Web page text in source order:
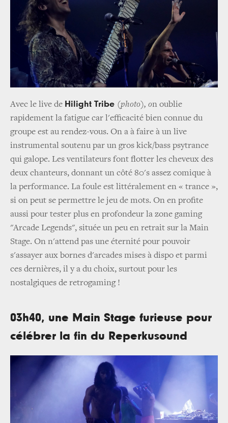
Avec le live de Hilight Tribe (photo), on oublie
rapidement la fatigue car l'efficacité bien connue du
groupe est au rendez-vous. On a à faire à un live
instrumental soutenu par un gros kick/bass psytrance
qui galope. Les ventilateurs font flotter les cheveux des
deux chanteurs, donnant un côté 80's assez comique à
la performance. La foule est littéralement en « trance »,
si on peut se permettre le jeu de mots. On en profite
aussi pour tester plus en profondeur la zone gaming
"Arcade Legends", située un peu en retrait sur la Main
Stage. On n'attend pas une éternité pour pouvoir
s'assayer aux bornes d'arcades mises à dispo et parmi
ces dernières, il y a du choix, surtout pour les
nostalgiques de retrogaming !
03h40, une Main Stage furieuse pour
célébrer la fin du Reperkusound